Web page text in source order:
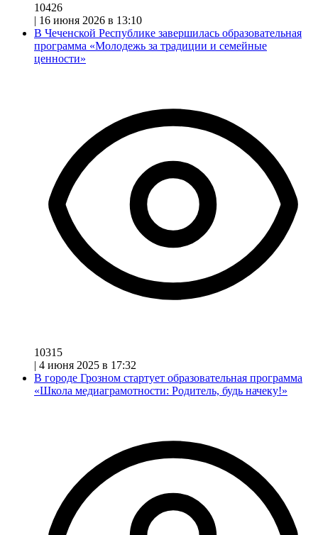
10426
| 16 июня 2026 в 13:10
В Чеченской Республике завершилась образовательная
программа «Молодежь за традиции и семейные
ценности»
10315
| 4 июня 2025 в 17:32
В городе Грозном стартует образовательная программа
«Школа медиаграмотности: Родитель, будь начеку!»